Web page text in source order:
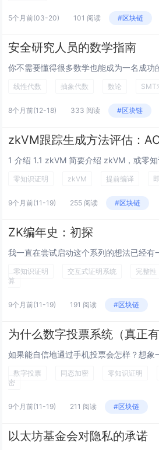
5个月前(03-20) 101 阅读 #区块链
安全研究人员的数学指南
线性代数 抽象代数 数论 SMT
8个月前(12-18) 333 阅读 #区块链
zkVM跟踪生成方法评估：
零知识证明 zkVM 提前编译
9个月前(11-19) 255 阅读 #区块链
ZK编年史：初探
零知识证明 交互式证明系统 完整性
算
9个月前(11-19) 191 阅读 #区块链
数字投票 同态加密 零知识证明
密
9个月前(11-19) 211 阅读 #区块链
以太坊基金会对隐私的承诺